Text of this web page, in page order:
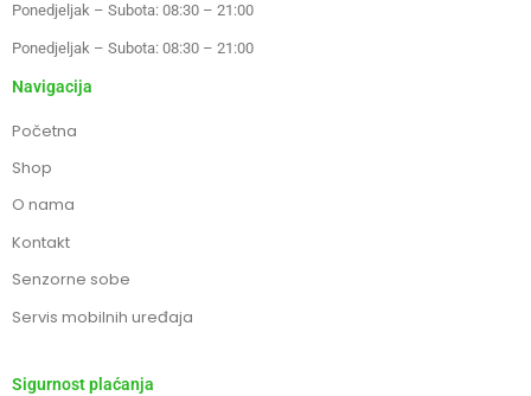
Ponedjeljak – Subota: 08:30 – 21:00
Ponedjeljak – Subota: 08:30 – 21:00
Navigacija
Početna
Shop
O nama
Kontakt
Senzorne sobe
Servis mobilnih uređaja
Sigurnost plaćanja